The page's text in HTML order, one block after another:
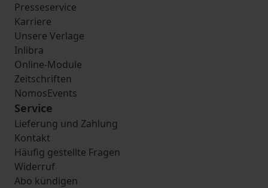
Presseservice
Karriere
Unsere Verlage
Inlibra
Online-Module
Zeitschriften
NomosEvents
Service
Lieferung und Zahlung
Kontakt
Häufig gestellte Fragen
Widerruf
Abo kündigen